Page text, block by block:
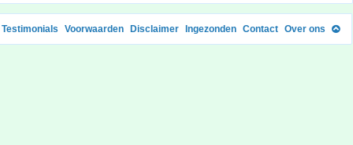
Testimonials Voorwaarden Disclaimer Ingezonden Contact Over ons